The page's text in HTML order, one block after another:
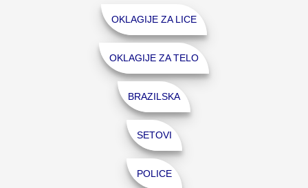
OKLAGIJE ZA LICE
OKLAGIJE ZA TELO
BRAZILSKA
SETOVI
POLICE